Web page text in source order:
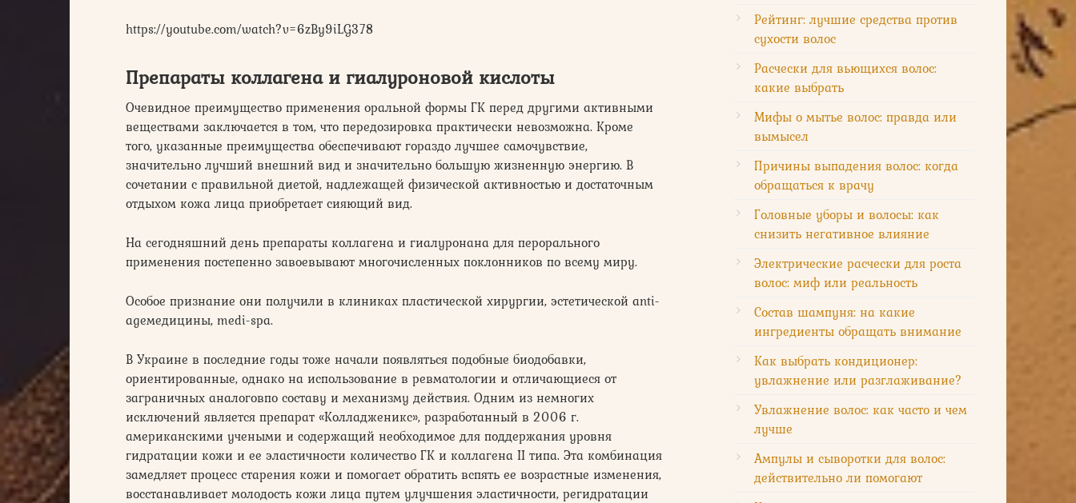
https://youtube.com/watch?v=6zBy9iLG378
Препараты коллагена и гиалуроновой кислоты
Очевидное преимущество применения оральной формы ГК перед другими активными
веществами заключается в том, что передозировка практически невозможна. Кроме
того, указанные преимущества обеспечивают гораздо лучшее самочувствие,
значительно лучший внешний вид и значительно большую жизненную энергию. В
сочетании с правильной диетой, надлежащей физической активностью и достаточным
отдыхом кожа лица приобретает сияющий вид.
На сегодняшний день препараты коллагена и гиалуронана для перорального
применения постепенно завоевывают многочисленных поклонников по всему миру.
Особое признание они получили в клиниках пластической хирургии, эстетической anti-
ageмедицины, medi-spa.
В Украине в последние годы тоже начали появляться подобные биодобавки,
ориентированные, однако на использование в ревматологии и отличающиеся от
заграничных аналоговпо составу и механизму действия. Одним из немногих
исключений является препарат «Колладженикс», разработанный в 2006 г.
американскими учеными и содержащий необходимое для поддержания уровня
гидратации кожи и ее эластичности количество ГК и коллагена II типа. Эта комбинация
замедляет процесс старения кожи и помогает обратить вспять ее возрастные изменения,
восстанавливает молодость кожи лица путем улучшения эластичности, регидратации
Рейтинг: лучшие средства против
сухости волос
Расчески для вьющихся волос:
какие выбрать
Мифы о мытье волос: правда или
вымысел
Причины выпадения волос: когда
обращаться к врачу
Головные уборы и волосы: как
снизить негативное влияние
Электрические расчески для роста
волос: миф или реальность
Состав шампуня: на какие
ингредиенты обращать внимание
Как выбрать кондиционер:
увлажнение или разглаживание?
Увлажнение волос: как часто и чем
лучше
Ампулы и сыворотки для волос:
действительно ли помогают